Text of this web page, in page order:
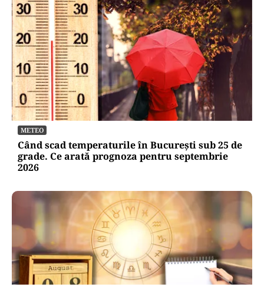
METEO
Când scad temperaturile în București sub 25 de
grade. Ce arată prognoza pentru septembrie
2026